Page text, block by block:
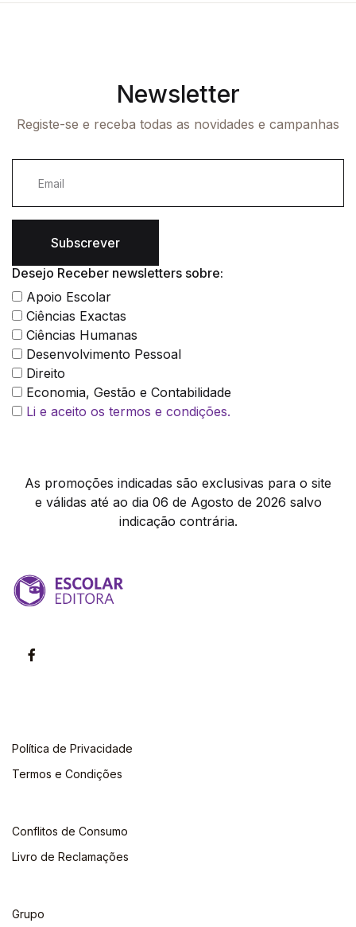
Newsletter
Registe-se e receba todas as novidades e campanhas
Subscrever
Desejo Receber newsletters sobre:
Apoio Escolar
Ciências Exactas
Ciências Humanas
Desenvolvimento Pessoal
Direito
Economia, Gestão e Contabilidade
Li e aceito os termos e condições.
As promoções indicadas são exclusivas para o site
e válidas até ao dia 06 de Agosto de 2026 salvo
indicação contrária.
Política de Privacidade
Termos e Condições
Conflitos de Consumo
Livro de Reclamações
Grupo